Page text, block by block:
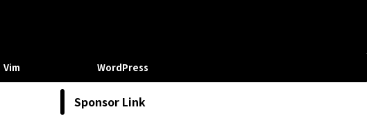
Vim WordPress
Sponsor Link